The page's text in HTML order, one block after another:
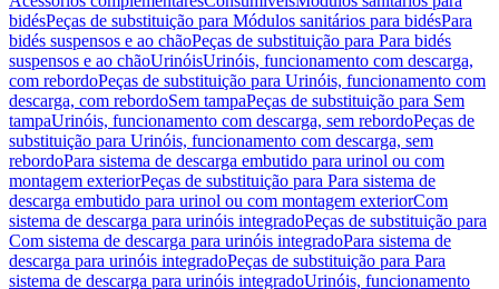
bidésPeças de substituição para Módulos sanitários para bidésPara
bidés suspensos e ao chãoPeças de substituição para Para bidés
suspensos e ao chãoUrinóisUrinóis, funcionamento com descarga,
com rebordoPeças de substituição para Urinóis, funcionamento com
descarga, com rebordoSem tampaPeças de substituição para Sem
tampaUrinóis, funcionamento com descarga, sem rebordoPeças de
substituição para Urinóis, funcionamento com descarga, sem
rebordoPara sistema de descarga embutido para urinol ou com
montagem exteriorPeças de substituição para Para sistema de
descarga embutido para urinol ou com montagem exteriorCom
sistema de descarga para urinóis integradoPeças de substituição para
Com sistema de descarga para urinóis integradoPara sistema de
descarga para urinóis integradoPeças de substituição para Para
sistema de descarga para urinóis integradoUrinóis, funcionamento